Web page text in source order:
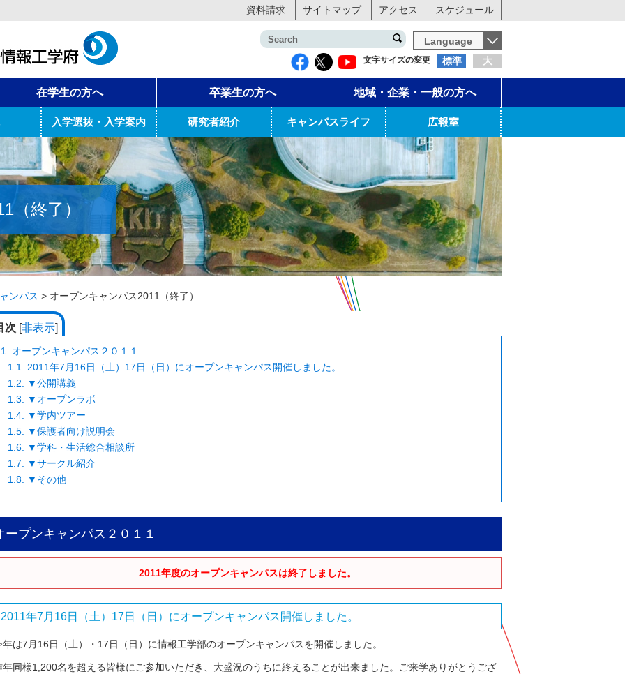
資料請求 サイトマップ アクセス スケジュール
Language
文字サイズの変更 標準 大
在学生の方へ 卒業生の方へ 地域・企業・一般の方へ
入学選抜・入学案内 研究者紹介 キャンパスライフ 広報室
（終了）
ンパス > オープンキャンパス2011（終了）
次 [非表示]
1. オープンキャンパス２０１１
1.1. 2011年7月16日（土）17日（日）にオープンキャンパス開催しました。
1.2. ▼公開講義
1.3. ▼オープンラボ
1.4. ▼学内ツアー
1.5. ▼保護者向け説明会
1.6. ▼学科・生活総合相談所
1.7. ▼サークル紹介
1.8. ▼その他
ープンキャンパス２０１１
2011年度のオープンキャンパスは終了しました。
2011年7月16日（土）17日（日）にオープンキャンパス開催しました。
年は7月16日（土）・17日（日）に情報工学部のオープンキャンパスを開催しました。
年同様1,200名を超える皆様にご参加いただき、大盛況のうちに終えることが出来ました。ご来学ありがとうござ